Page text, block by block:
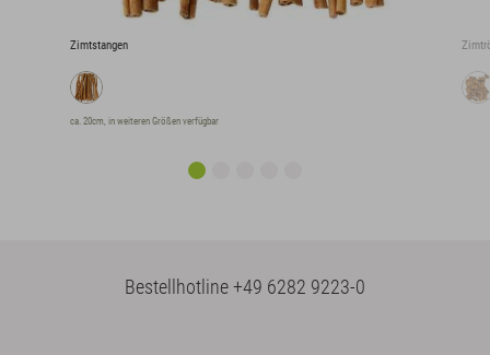
Zimtstangen
ca. 20cm, in weiteren Größen verfügbar
Bestellhotline+49 6282 9223-0